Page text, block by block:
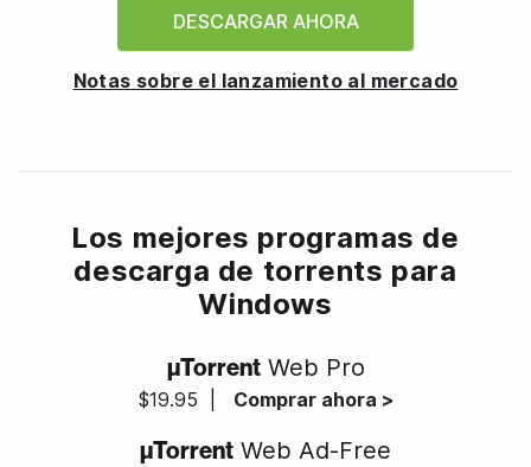
DESCARGAR AHORA
Notas sobre el lanzamiento al mercado
Los mejores programas de
descarga de torrents para
Windows
µTorrent Web Pro
$19.95 Comprar ahora >
µTorrent Web Ad-Free